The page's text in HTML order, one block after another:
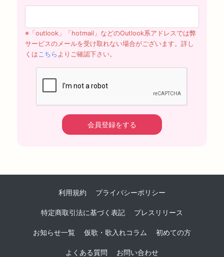
※「outlook」「hotmail」などのOutlook系アドレスでは弊
サービスのメールを受け取れない場合がございます。詳し
くはこちら よりご確認下さい。
利用規約 プライバシーポリシー
特定商取引法に基づく表記 プレスリリース
お知らせ一覧 仮歌・歌入れコラム 初めての方
よくある質問 お問い合わせ